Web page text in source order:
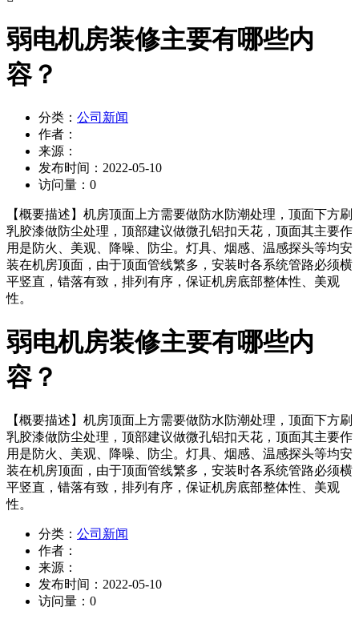
弱电机房装修主要有哪些内
容？
分类： 公司新闻
作者：
来源：
发布时间： 2022-05-10
访问量： 0
【概要描述】 机房顶面上方需要做防水防潮处理，顶面下方刷
乳胶漆做防尘处理，顶部建议做微孔铝扣天花，顶面其主要作
用是防火、美观、降噪、防尘。灯具、烟感、温感探头等均安
装在机房顶面，由于顶面管线繁多，安装时各系统管路必须横
平竖直，错落有致，排列有序，保证机房底部整体性、美观
性。
弱电机房装修主要有哪些内
容？
【概要描述】 机房顶面上方需要做防水防潮处理，顶面下方刷
乳胶漆做防尘处理，顶部建议做微孔铝扣天花，顶面其主要作
用是防火、美观、降噪、防尘。灯具、烟感、温感探头等均安
装在机房顶面，由于顶面管线繁多，安装时各系统管路必须横
平竖直，错落有致，排列有序，保证机房底部整体性、美观
性。
分类： 公司新闻
作者：
来源：
发布时间： 2022-05-10
访问量： 0